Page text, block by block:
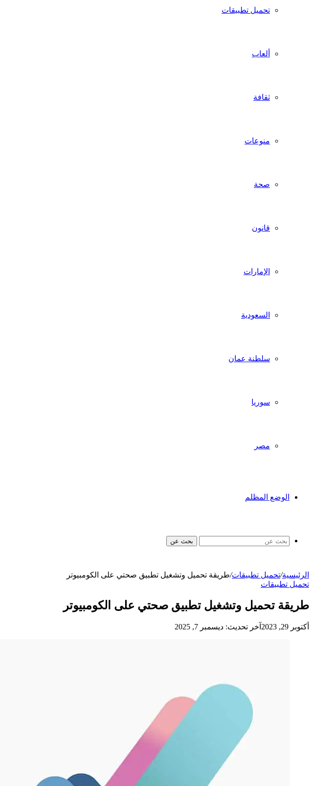
تحميل تطبيقات
ألعاب
ثقافة
منوعات
صحة
قانون
الإمارات
السعودية
سلطنة عمان
سوريا
مصر
الوضع المظلم
بحث عن
الرئيسية/تحميل تطبيقات/طريقة تحميل وتشغيل تطبيق صحتي على الكومبيوتر
تحميل تطبيقات
طريقة تحميل وتشغيل تطبيق صحتي على الكومبيوتر
أكتوبر 29, 2023 آخر تحديث: ديسمبر 7, 2025